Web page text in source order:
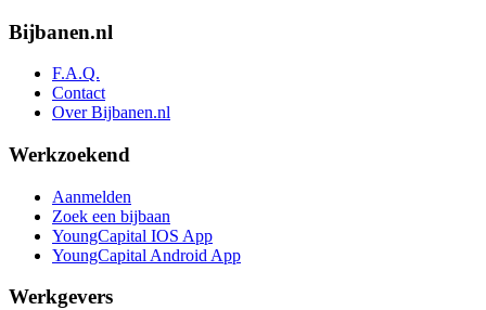
Bijbanen.nl
F.A.Q.
Contact
Over Bijbanen.nl
Werkzoekend
Aanmelden
Zoek een bijbaan
YoungCapital IOS App
YoungCapital Android App
Werkgevers